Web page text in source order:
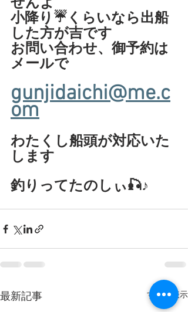
せんよ
小降り☔️くらいなら出船
した方が吉です
お問い合わせ、御予約は
メールで
gunjidaichi@me.c
om
わたくし船頭が対応いた
します
釣りってたのしぃ🎣♪
最新記事 すべて表示